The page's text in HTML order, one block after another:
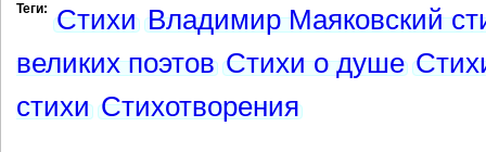
Теги: Стихи Владимир Маяковский
великих поэтов Стихи о душе
стихи Стихотворения